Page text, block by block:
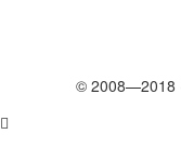
© 2008—2018